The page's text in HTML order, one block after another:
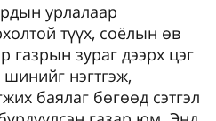
урлалаар
түүх, соёлын өв
газрын зураг дээрх цэг
нэгтгэж,
баялаг бөгөөд сэтгэл